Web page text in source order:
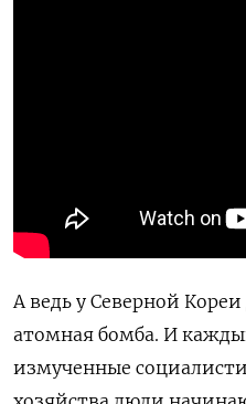
А ведь у Северной
атомная бомба. И
измученные